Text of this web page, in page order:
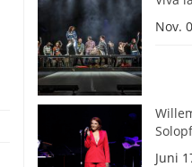
Nov.
Juni